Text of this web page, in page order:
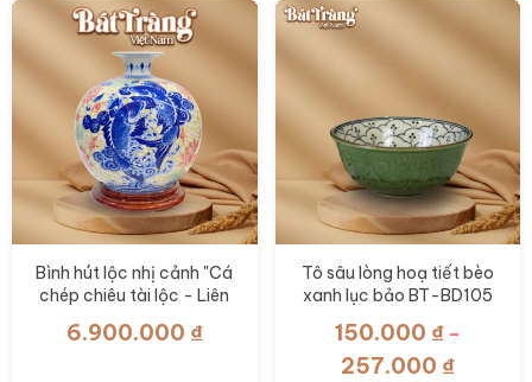
Bình hút lộc nhị cảnh "Cá
chép chiêu tài lộc - Liên
BHL110
6.900.000 ₫
Tô sâu lòng hoạ tiết bèo
xanh lục bảo BT-BD105
150.000 ₫ –
257.000 ₫Khoảng